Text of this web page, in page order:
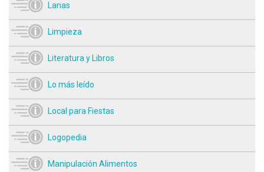
Lanas
Limpieza
Literatura y Libros
Lo más leído
Local para Fiestas
Logopedia
Manipulación Alimentos